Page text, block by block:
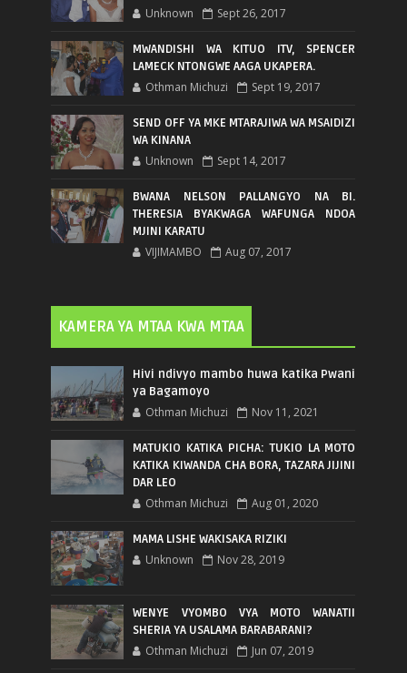
Unknown Sept 26, 2017
MWANDISHI WA KITUO ITV, SPENCER
LAMECK NTONGWE AAGA UKAPERA.
Othman Michuzi Sept 19, 2017
SEND OFF YA MKE MTARAJIWA WA MSAIDIZI
WA KINANA
Unknown Sept 14, 2017
BWANA NELSON PALLANGYO NA BI.
THERESIA BYAKWAGA WAFUNGA NDOA
MJINI KARATU
VIJIMAMBO Aug 07, 2017
KAMERA YA MTAA KWA MTAA
Hivi ndivyo mambo huwa katika Pwani
ya Bagamoyo
Othman Michuzi Nov 11, 2021
MATUKIO KATIKA PICHA: TUKIO LA MOTO
KATIKA KIWANDA CHA BORA, TAZARA JIJINI
DAR LEO
Othman Michuzi Aug 01, 2020
MAMA LISHE WAKISAKA RIZIKI
Unknown Nov 28, 2019
WENYE VYOMBO VYA MOTO WANATII
SHERIA YA USALAMA BARABARANI?
Othman Michuzi Jun 07, 2019